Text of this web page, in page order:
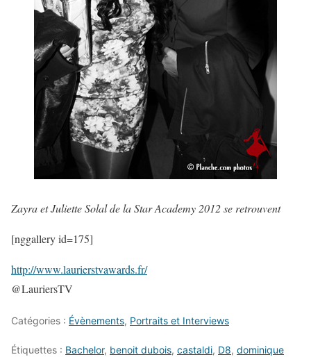
Zayra et Juliette Solal de la Star Academy 2012 se retrouvent
[nggallery id=175]
http://www.laurierstvawards.fr/
@LauriersTV
Catégories : Évènements, Portraits et Interviews
Étiquettes : Bachelor, benoit dubois, castaldi, D8, dominique